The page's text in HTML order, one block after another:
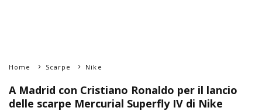
Home Scarpe Nike
A Madrid con Cristiano Ronaldo per il lancio
delle scarpe Mercurial Superfly IV di Nike